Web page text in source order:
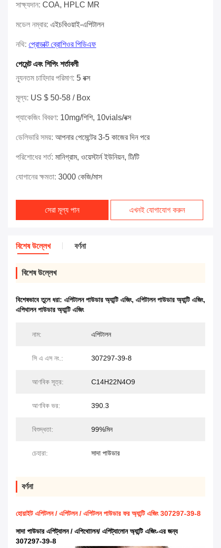
সাক্ষ্যদান: COA, HPLC MR
মডেল নম্বার: এইচবিওয়াই-এপিটালন
নথি: প্রোডাক্ট ব্রোশিওর পিডিএফ
পেমেন্ট এবং শিপিং শর্তাবলী
ন্যূনতম চাহিদার পরিমাণ: 5 বক্স
মূল্য: US $ 50-58 / Box
প্যাকেজিং বিবরণ: 10mg/শিশি, 10vials/বক্স
ডেলিভারি সময়: আপনার পেমেন্টের 3-5 কাজের দিন পরে
পরিশোধের শর্ত: মানিগ্রাম, ওয়েস্টার্ন ইউনিয়ন, টি/টি
যোগানের ক্ষমতা: 3000 কেজি/মাস
সেরা মূল্য পান এখনই যোগাযোগ করুন
বিশেষ উল্লেখ বর্ণনা
বিশেষ উল্লেখ
বিশেষভাবে তুলে ধরা: এপিটালন পাউডার অ্যান্টি এজিং, এপিটালন পাউডার অ্যান্টি এজিং,
এপিথালন পাউডার অ্যান্টি এজিং
নাম: এপিটালন
সি এ এস নং.: 307297-39-8
আণবিক সূত্র: C14H22N4O9
আণবিক ভর: 390.3
বিশুদ্ধতা: 99%মিন
চেহারা: সাদা পাউডার
বর্ণনা
হোয়াইট এপিটলন / এপিটলন / এপিটলন পাউডার ফর অ্যান্টি এজিং 307297-39-8
সাদা পাউডার এপিট্যালন / এপিথাোলন/ এপিট্যালোন অ্যান্টি এজিং-এর জন্য
307297-39-8